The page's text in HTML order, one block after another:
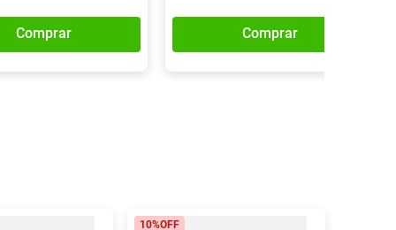
Comprar Comprar
10%OFF